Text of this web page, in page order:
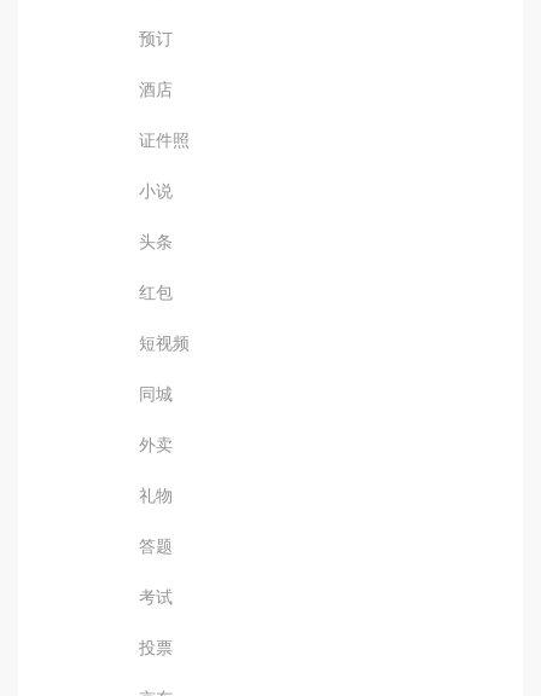
预订
酒店
证件照
小说
头条
红包
短视频
同城
外卖
礼物
答题
考试
投票